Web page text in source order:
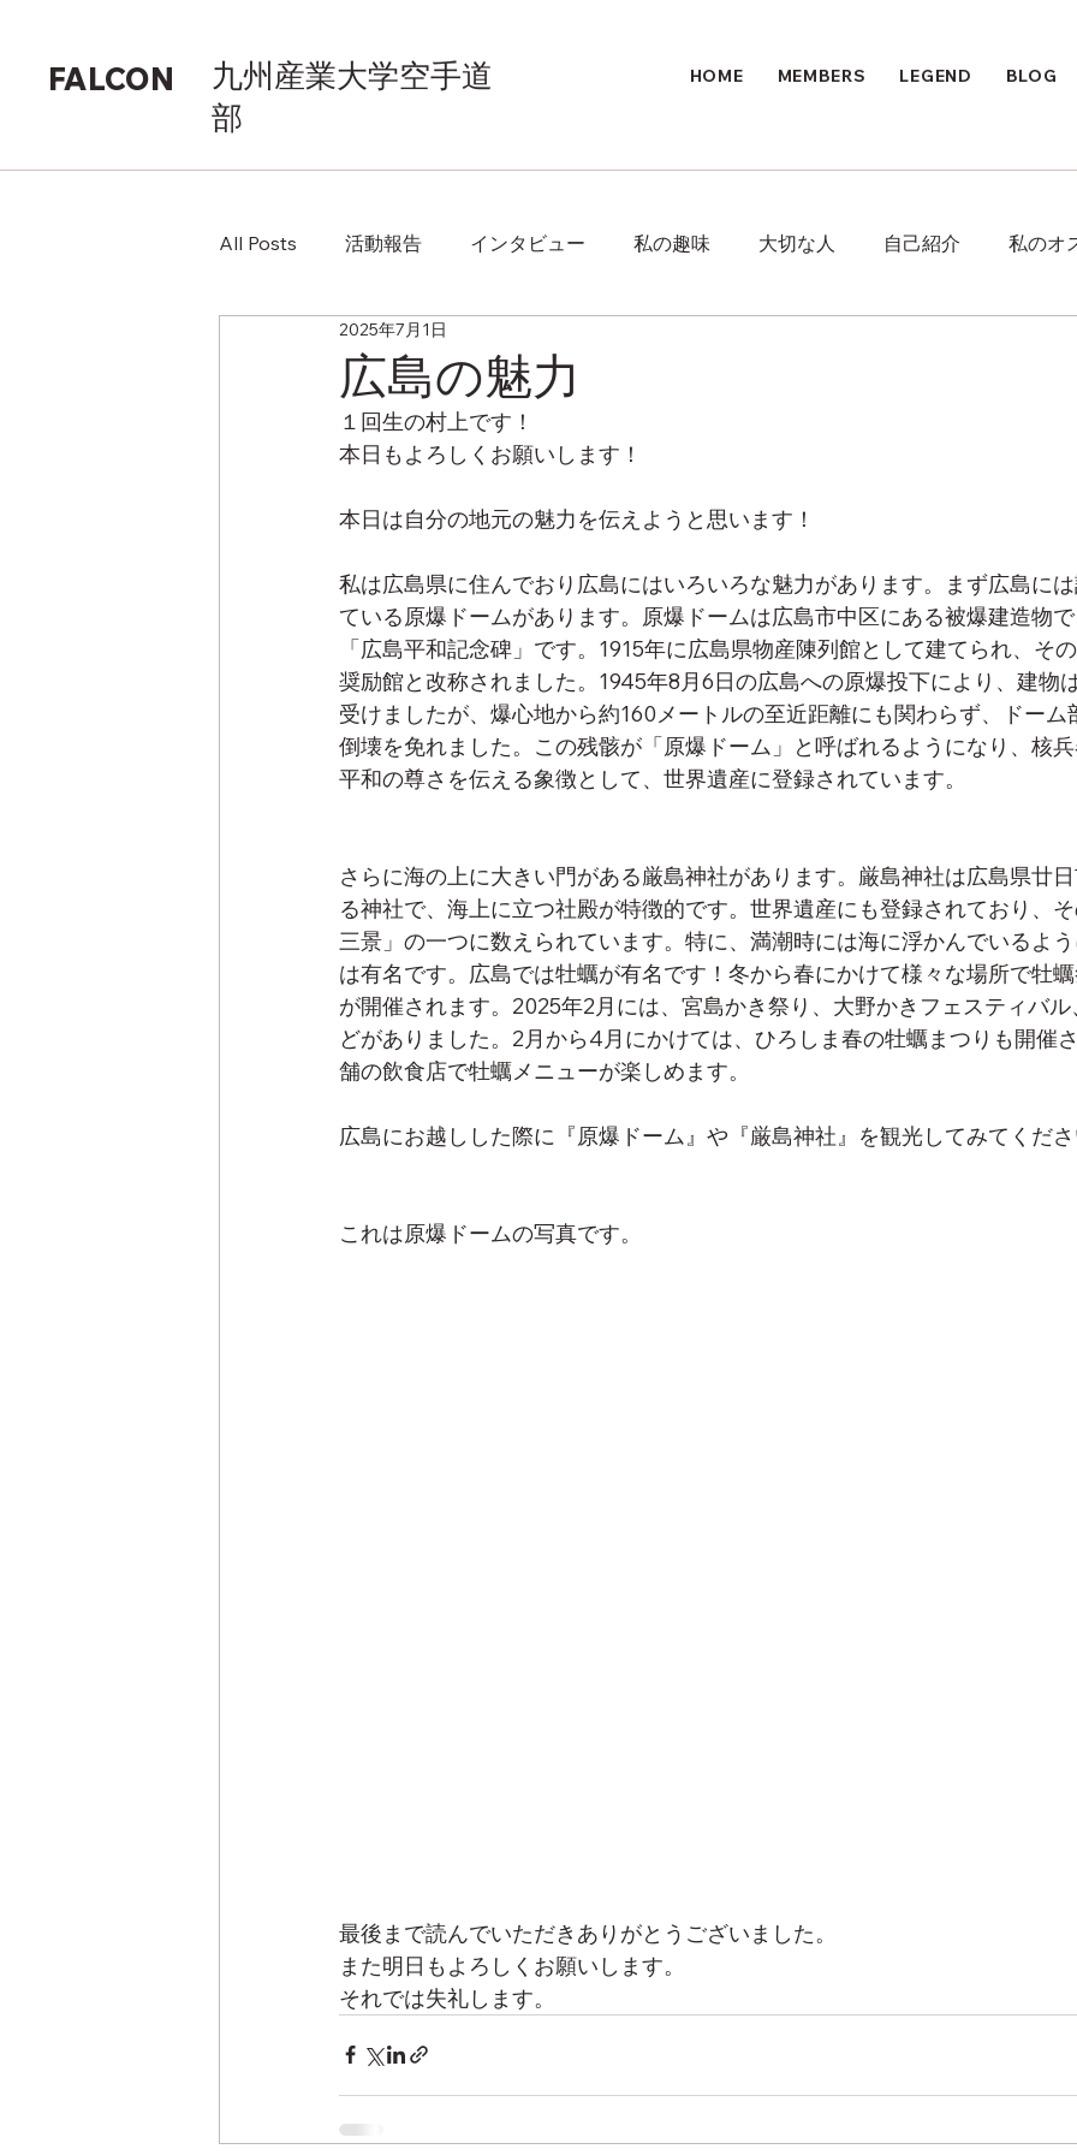
HOME MEMBERS LEGEND BLOG
FALCON
九州産業大学空手道
部
All Posts 活動報告 インタビュー 私の趣味 大切な人 自己紹介 私のオ
広島の魅力
2025年7月1日
１回生の村上です！
本日もよろしくお願いします！
本日は自分の地元の魅力を伝えようと思います！
私は広島県に住んでおり広島にはいろいろな魅力があります。まず広島に
ている原爆ドームがあります。原爆ドームは広島市中区にある被爆建造物
「広島平和記念碑」です。1915年に広島県物産陳列館として建てられ、そ
奨励館と改称されました。1945年8月6日の広島への原爆投下により、建物
受けましたが、爆心地から約160メートルの至近距離にも関わらず、ドーム
倒壊を免れました。この残骸が「原爆ドーム」と呼ばれるようになり、核
平和の尊さを伝える象徴として、世界遺産に登録されています。﻿
さらに海の上に大きい門がある厳島神社があります。厳島神社は広島県廿
る神社で、海上に立つ社殿が特徴的です。世界遺産にも登録されており、
三景」の一つに数えられています。特に、満潮時には海に浮かんでいるよ
は有名です。﻿広島では牡蠣が有名です！冬から春にかけて様々な場所で牡
が開催されます。2025年2月には、宮島かき祭り、大野かきフェスティバ
どがありました。2月から4月にかけては、ひろしま春の牡蠣まつりも開催
舗の飲食店で牡蠣メニューが楽しめます。
広島にお越しした際に『原爆ドーム』や『厳島神社』を観光してみてくだ
これは原爆ドームの写真です。
最後まで読んでいただきありがとうございました。
また明日もよろしくお願いします。
それでは失礼します。